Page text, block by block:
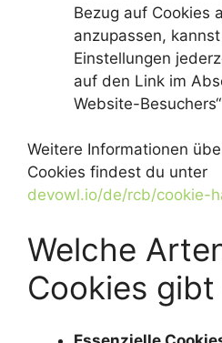
Bezug auf Cookies
anzupassen,
Einstellungen
auf den Link im
Website-
Weitere Informationen
Cookies findest du unter
devowl.io/de/rcb/cookie-
Welche
Cookies gibt